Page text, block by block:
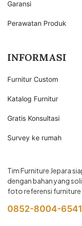
Garansi
Perawatan Produk
INFORMASI
Furnitur Custom
Katalog Furnitur
Gratis Konsultasi
Survey ke rumah
Tim Furniture Jepara
dengan bahan yang
foto referensi furniture
0852-8004-6541